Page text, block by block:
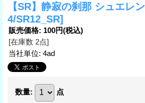
【SR】静寂の刹那 シュエレン
4/SR12_SR]
販売価格: 100円(税込)
[在庫数 2点]
当社単位: 4ad
数量: 点